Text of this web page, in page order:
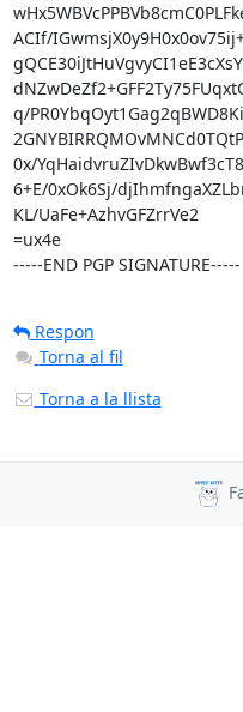
ACIf/
q/
0x/
6+E/0xOk6Sj/
KL/UaFe+AzhvGFZrrVe2
=ux4e
-----END PGP SIGNATURE-----
Respon
Torna al fil
Torna a la llista